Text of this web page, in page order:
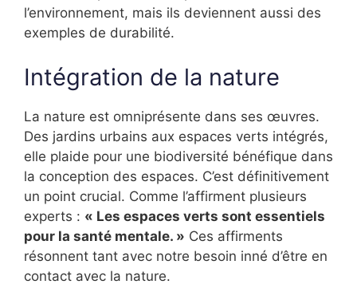
l’environnement, mais ils deviennent aussi des
exemples de durabilité.
Intégration de la nature
La nature est omniprésente dans ses œuvres.
Des jardins urbains aux espaces verts intégrés,
elle plaide pour une biodiversité bénéfique dans
la conception des espaces. C’est définitivement
un point crucial. Comme l’affirment plusieurs
experts : « Les espaces verts sont essentiels
pour la santé mentale. » Ces affirments
résonnent tant avec notre besoin inné d’être en
contact avec la nature.